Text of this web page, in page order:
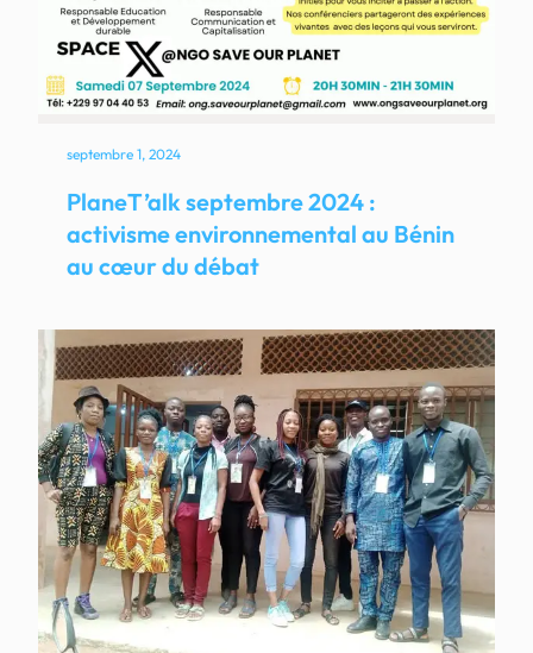
septembre 1, 2024
PlaneT’alk septembre 2024 :
activisme environnemental au Bénin
au cœur du débat